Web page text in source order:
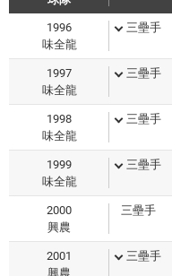
1996
味全龍
三壘手
1997
味全龍
三壘手
1998
味全龍
三壘手
1999
味全龍
三壘手
2000
興農
三壘手
2001
興農
三壘手